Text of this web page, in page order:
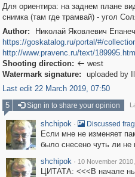
Для ориентира: на заднем плане
снимка (там где трамвай) - угол
Author:
Николай Яковлевич
https://goskatalog.ru/portal/#/
http://www.pravenc.ru/text/189995.html
Shooting direction:  west
Watermark signature:
uploaded by
Last edit 22 March 2019, 07:50
5
Sign in to share your opinion
shchipok · Discussed
Если мне не изменяет
было снесено чуть ли не
shchipok · 10 November
ЦИТАТА: <<<В начале